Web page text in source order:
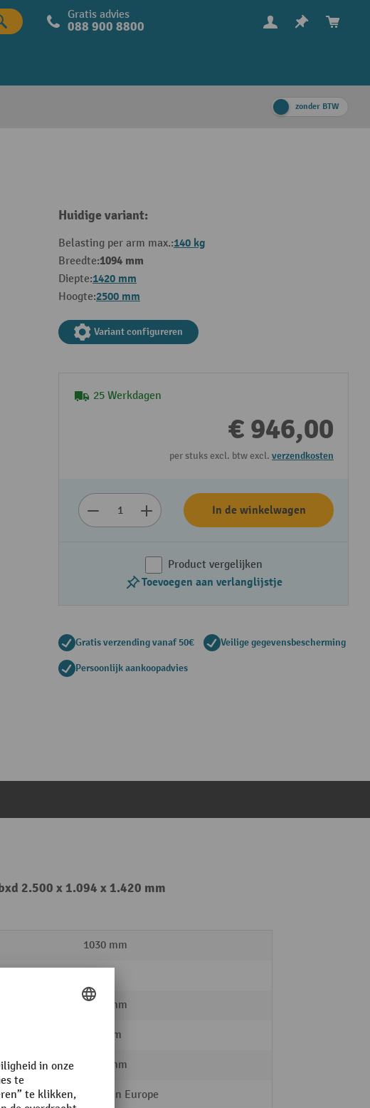
Gratis advies
088 900 8800
zonder BTW
Huidige variant:
Belasting per arm max.:140 kg
Breedte:1094 mm
Diepte:1420 mm
Hoogte:2500 mm
Variant configureren
25 Werkdagen
€ 946,00
per stuks excl. btw excl. verzendkosten
In de winkelwagen
Product vergelijken
Toevoegen aan verlanglijstje
Gratis verzending vanaf 50€ Veilige gegevensbescherming
Persoonlijk aankoopadvies
2.500 x 1.094 x 1.420 mm
1030 mm
1000 mm
600 mm
2500 mm
Made in Europe